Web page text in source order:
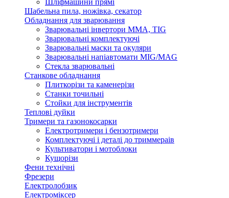
Шліфмашини прямі
Шабельна пила, ножівка, секатор
Обладнання для зварювання
Зварювальні інвертори ММА, TIG
Зварювальні комплектуючі
Зварювальні маски та окуляри
Зварювальні напіавтомати MIG/MAG
Стекла зварювальні
Станкове обладнання
Плиткорізи та каменерізи
Станки точильні
Стойки для інструментів
Теплові дуйки
Тримери та газонокосарки
Електротримери і бензотримери
Комплектуючі і деталі до триммераів
Культиватори і мотоблоки
Кущорізи
Фени технічні
Фрезери
Електролобзик
Електроміксер